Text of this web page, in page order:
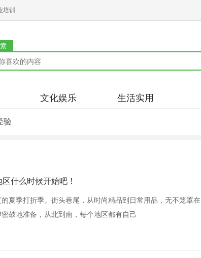
培训
文化娱乐 生活实用
验
什么时候开始吧！
夏季打折季。街头巷尾，从时尚精品到日常用品，无不笼罩在
鼓地准备，从北到南，每个地区都有自己